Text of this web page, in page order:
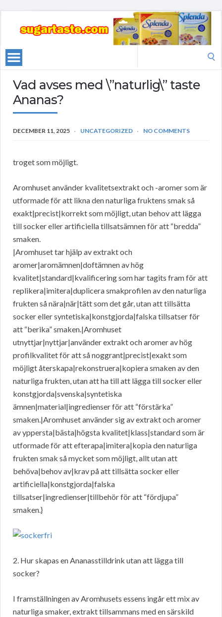
Vad avses med \”naturlig\” taste
Ananas?
DECEMBER 11, 2025 UNCATEGORIZED NO COMMENTS
troget som möjligt.
Aromhuset använder kvalitetsextrakt och -aromer som är
utformade för att likna den naturliga fruktens smak så
exakt|precist|korrekt som möjligt, utan behov att lägga
till socker eller artificiella tillsatsämnen för att “bredda”
smaken.
|Aromhuset tar hjälp av extrakt och
aromer|aromämnen|doftämnen av hög
kvalitet|standard|kvalificering som har tagits fram för att
replikera|imitera|duplicera smakprofilen av den naturliga
frukten så nära|när|tätt som det går, utan att tillsätta
socker eller syntetiska|konstgjorda|falska tillsatser för
att “berika” smaken.|Aromhuset
utnyttjar|nyttjar|använder extrakt och aromer av hög
profilkvalitet för att så noggrant|precist|exakt som
möjligt återskapa|rekonstruera|kopiera smaken av den
naturliga frukten, utan att ha till att lägga till socker eller
konstgjorda|svenska|syntetiska
ämnen|material|ingredienser för att “förstärka”
smaken.|Aromhuset använder sig av extrakt och aromer
av yppersta|bästa|högsta kvalitet|klass|standard som är
utformade för att efterapa|imitera|kopia den naturliga
frukten smak så mycket som möjligt, allt utan att
behöva|behov av|krav på att tillsätta socker eller
artificiella|konstgjorda|falska
tillsatser|ingredienser|tillbehör för att “fördjupa”
smaken.}
2. Hur skapas en Ananasstilldrink utan att lägga till
socker?
I framställningen av Aromhusets essens ingår ett mix av
naturliga smaker, extrakt tillsammans med en särskild